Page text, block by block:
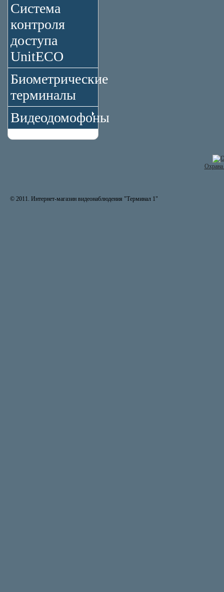
Система
контроля
доступа
UnitECO
Биометрические
терминалы
Видеодомофоны
© 2011. Интернет-магазин видеонаблюдения "Терминал 1"